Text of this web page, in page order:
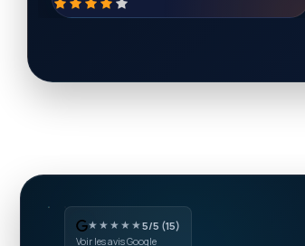
★★★★★5/5 (15)
Voir les avis Google